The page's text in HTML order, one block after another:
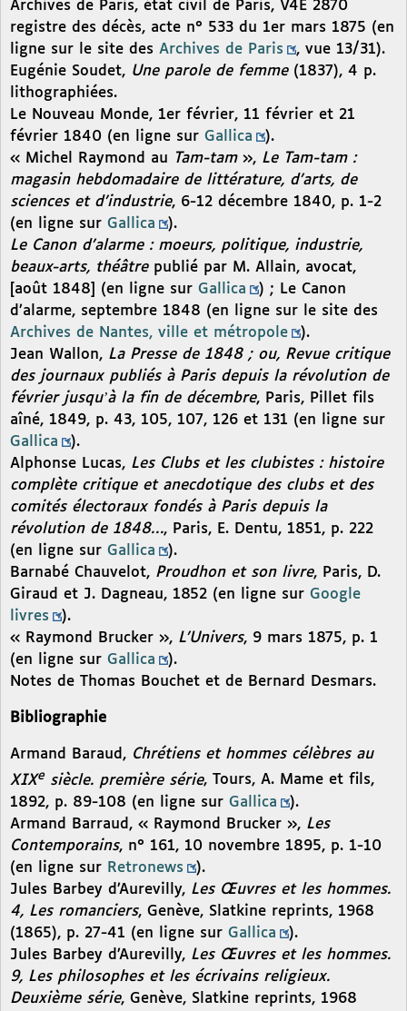
Archives de Paris, état civil de Paris, V4E 2870
registre des décès, acte n° 533 du 1er mars 1875 (en
ligne sur le site des Archives de Paris
, vue 13/31).
Eugénie Soudet, Une parole de femme(1837), 4 p.
lithographiées.
Le Nouveau Monde, 1er février, 11 février et 21
février 1840 (en ligne sur Gallica
).
« Michel Raymond au Tam-tam», Le Tam-tam :
magasin hebdomadaire de littérature, d’arts, de
sciences et d’industrie, 6-12 décembre 1840, p. 1-2
(en ligne sur Gallica
).
Le Canon d’alarme : moeurs, politique, industrie,
beaux-arts, théâtrepublié par M. Allain, avocat,
[août 1848] (en ligne sur Gallica
) ; Le Canon
d’alarme, septembre 1848 (en ligne sur le site des
Archives de Nantes, ville et métropole
).
Jean Wallon, La Presse de 1848 ; ou, Revue critique
des journaux publiés à Paris depuis la révolution de
février jusquʼà la fin de décembre, Paris, Pillet fils
aîné, 1849, p. 43, 105, 107, 126 et 131 (en ligne sur
Gallica
).
Alphonse Lucas, Les Clubs et les clubistes : histoire
complète critique et anecdotique des clubs et des
comités électoraux fondés à Paris depuis la
révolution de 1848…, Paris, E. Dentu, 1851, p. 222
(en ligne sur Gallica
).
Barnabé Chauvelot, Proudhon et son livre, Paris, D.
Giraud et J. Dagneau, 1852 (en ligne sur Google
livres
).
« Raymond Brucker », L’Univers, 9 mars 1875, p. 1
(en ligne sur Gallica
).
Notes de Thomas Bouchet et de Bernard Desmars.
Bibliographie
Armand Baraud, Chrétiens et hommes célèbres au
XIXe siècle. première série, Tours, A. Mame et fils,
1892, p. 89-108 (en ligne sur Gallica
).
Armand Barraud, « Raymond Brucker », Les
Contemporains, n° 161, 10 novembre 1895, p. 1-10
(en ligne sur Retronews
).
Jules Barbey d’Aurevilly, Les Œuvres et les hommes.
4, Les romanciers, Genève, Slatkine reprints, 1968
(1865), p. 27-41 (en ligne sur Gallica
).
Jules Barbey d’Aurevilly, Les Œuvres et les hommes.
9, Les philosophes et les écrivains religieux.
Deuxième série, Genève, Slatkine reprints, 1968